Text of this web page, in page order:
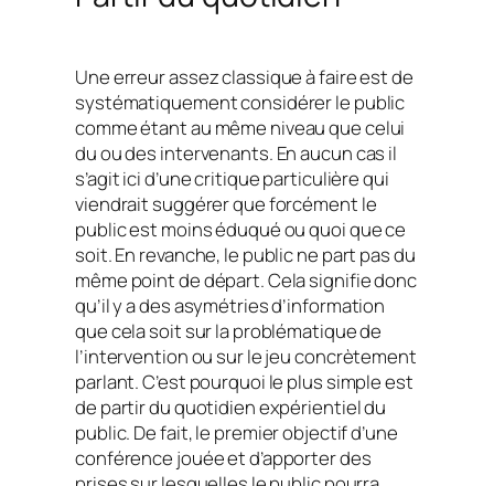
Une erreur assez classique à faire est de
systématiquement considérer le public
comme étant au même niveau que celui
du ou des intervenants. En aucun cas il
s’agit ici d’une critique particulière qui
viendrait suggérer que forcément le
public est moins éduqué ou quoi que ce
soit. En revanche, le public ne part pas du
même point de départ. Cela signifie donc
qu’il y a des asymétries d’information
que cela soit sur la problématique de
l’intervention ou sur le jeu concrètement
parlant. C’est pourquoi le plus simple est
de partir du quotidien expérientiel du
public. De fait, le premier objectif d’une
conférence jouée et d’apporter des